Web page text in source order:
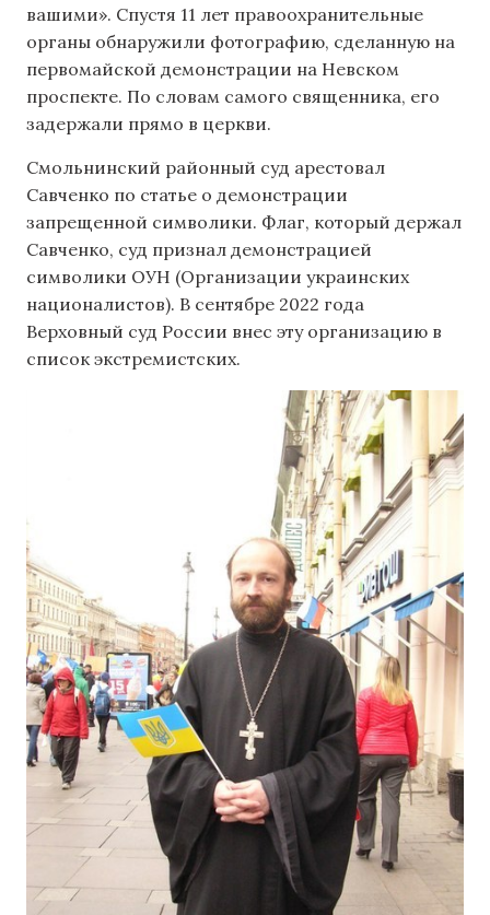
вашими». Спустя 11 лет правоохранительные
органы обнаружили фотографию, сделанную на
первомайской демонстрации на Невском
проспекте. По словам самого священника, его
задержали прямо в церкви.
Смольнинский районный суд арестовал
Савченко по статье о демонстрации
запрещенной символики. Флаг, который держал
Савченко, суд признал демонстрацией
символики ОУН (Организации украинских
националистов). В сентябре 2022 года
Верховный суд России внес эту организацию в
список экстремистских.